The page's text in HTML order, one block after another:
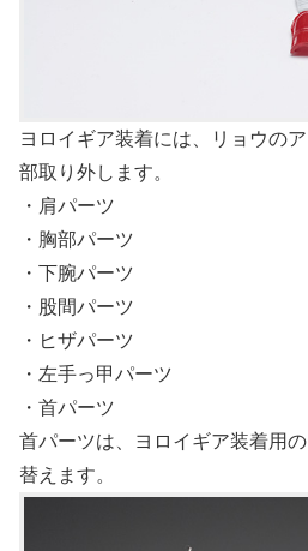
ヨロイギア装着には、リョウの
部取り外します。
・肩パーツ
・胸部パーツ
・下腕パーツ
・股間パーツ
・ヒザパーツ
・左手っ甲パーツ
・首パーツ
首パーツは、ヨロイギア装着用の
替えます。